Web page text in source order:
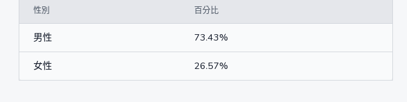
性別 百分比
男性 73.43%
女性 26.57%